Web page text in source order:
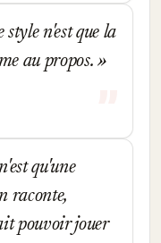
n'est que la
au propos.
qu'une
raconte,
pouvoir jouer